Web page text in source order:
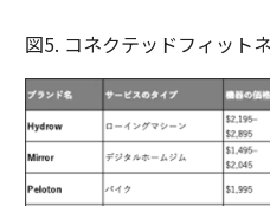
図5. コネクテッドフィット